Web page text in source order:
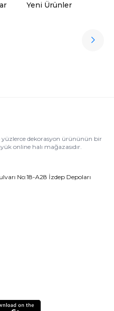
Yeni Ürünler
yüzlerce dekorasyon ürününün bir
online halı mağazasıdır.
No:18-A28 İzdep Depoları